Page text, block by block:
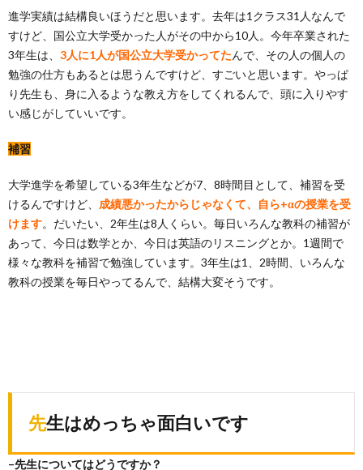
進学実績は結構良いほうだと思います。去年は1クラス31人なんで
すけど、国公立大学受かった人がその中から10人。今年卒業された
3年生は、 3人に1人が国公立大学受かってたんで、その人の個人の
勉強の仕方もあるとは思うんですけど、すごいと思います。やっぱ
り先生も、身に入るような教え方をしてくれるんで、 頭に入りやす
い感じがしていいです。
補習
大学進学を希望している3年生などが7、8時間目として、補習を受
けるんですけど、 成績悪かったからじゃなくて、自ら+αの授業を受
けます。 だいたい、2年生は8人くらい。毎日いろんな教科の補習が
あって、今日は数学とか、今日は英語のリスニングとか。1週間で
様々な教科を補習で勉強しています。3年生は1、2時間、いろんな
教科の授業を毎日やってるんで、結構大変そうです。
先生はめっちゃ面白いです
–先生についてはどうですか？